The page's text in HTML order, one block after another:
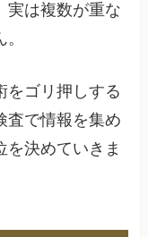
実は複数が重な
をゴリ押しする
査で情報を集め
を決めていきま